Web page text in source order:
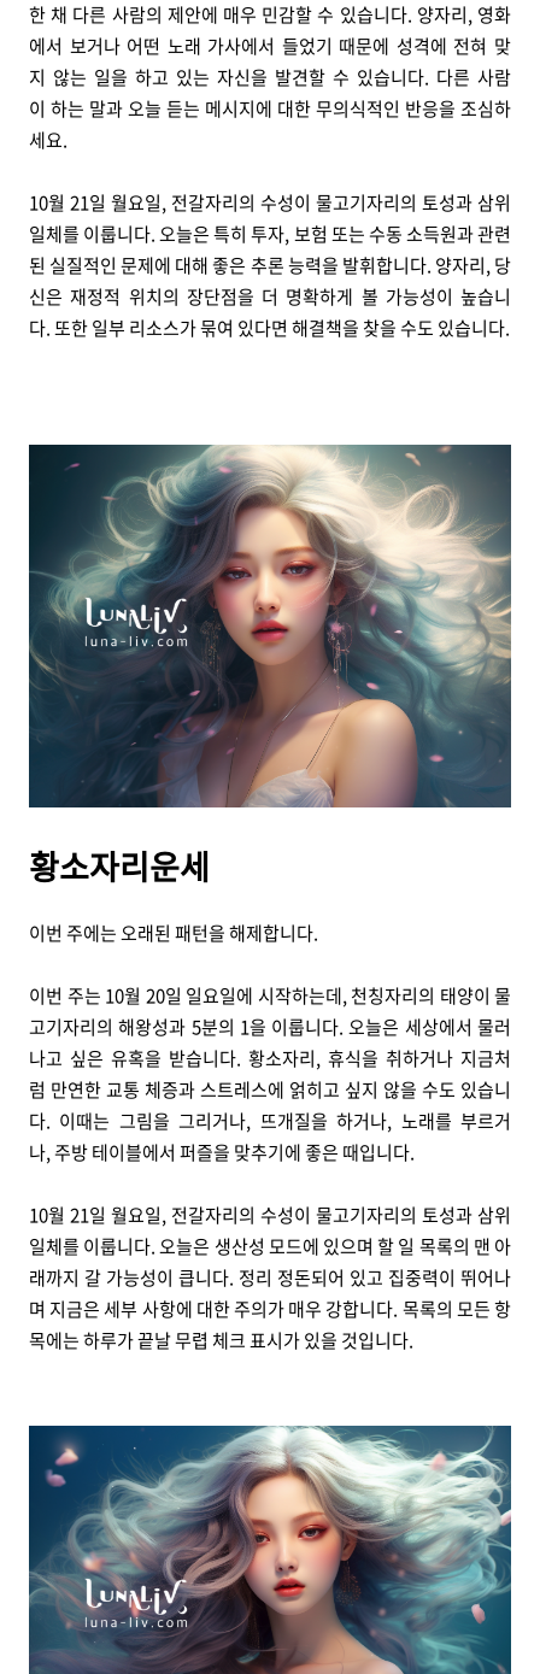
한 채 다른 사람의 제안에 매우 민감할 수 있습니다. 양자리, 영화
에서 보거나 어떤 노래 가사에서 들었기 때문에 성격에 전혀 맞
지 않는 일을 하고 있는 자신을 발견할 수 있습니다. 다른 사람
이 하는 말과 오늘 듣는 메시지에 대한 무의식적인 반응을 조심하
세요.
10월 21일 월요일, 전갈자리의 수성이 물고기자리의 토성과 삼위
일체를 이룹니다. 오늘은 특히 투자, 보험 또는 수동 소득원과 관련
된 실질적인 문제에 대해 좋은 추론 능력을 발휘합니다. 양자리, 당
신은 재정적 위치의 장단점을 더 명확하게 볼 가능성이 높습니
다. 또한 일부 리소스가 묶여 있다면 해결책을 찾을 수도 있습니다.
황소자리운세
이번 주에는 오래된 패턴을 해제합니다.
이번 주는 10월 20일 일요일에 시작하는데, 천칭자리의 태양이 물
고기자리의 해왕성과 5분의 1을 이룹니다. 오늘은 세상에서 물러
나고 싶은 유혹을 받습니다. 황소자리, 휴식을 취하거나 지금처
럼 만연한 교통 체증과 스트레스에 얽히고 싶지 않을 수도 있습니
다. 이때는 그림을 그리거나, 뜨개질을 하거나, 노래를 부르거
나, 주방 테이블에서 퍼즐을 맞추기에 좋은 때입니다.
10월 21일 월요일, 전갈자리의 수성이 물고기자리의 토성과 삼위
일체를 이룹니다. 오늘은 생산성 모드에 있으며 할 일 목록의 맨 아
래까지 갈 가능성이 큽니다. 정리 정돈되어 있고 집중력이 뛰어나
며 지금은 세부 사항에 대한 주의가 매우 강합니다. 목록의 모든 항
목에는 하루가 끝날 무렵 체크 표시가 있을 것입니다.